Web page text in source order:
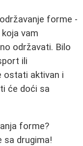
forme -
vam
održavati. Bilo
ili
ostati aktivan i
će doći sa
forme?
sa drugima!